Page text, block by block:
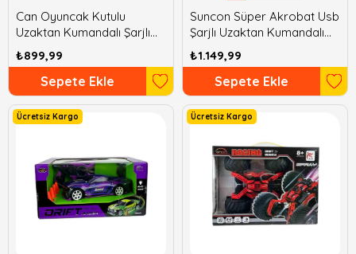
Can Oyuncak Kutulu
Uzaktan Kumandalı Şarjlı
Araba
₺899,99
Sepete Ekle
Suncon Süper Akrobat Usb
Şarjlı Uzaktan Kumandalı
Araba
₺1.149,99
Sepete Ekle
Ücretsiz Kargo Ücretsiz Kargo